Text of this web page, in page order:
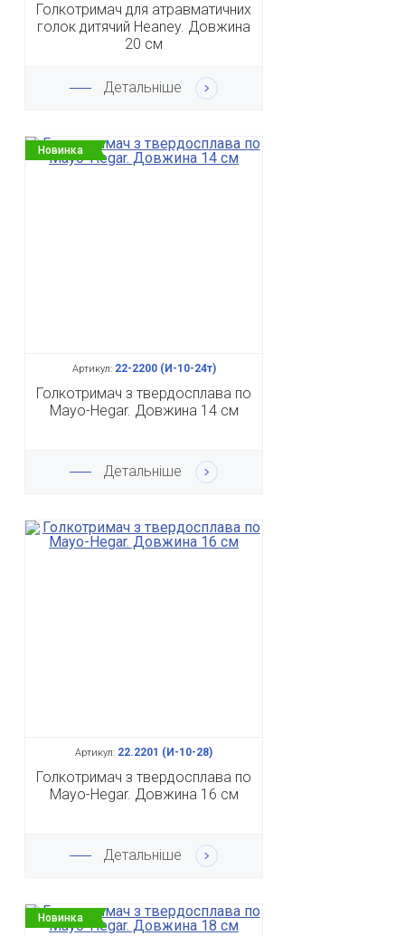
Голкотримач для атравматичних
голок дитячий Heaney. Довжина
20 см
Детальніше
Новинка
Артикул:22-2200 (И-10-24т)
Голкотримач з твердосплава по
Mayo-Hegar. Довжина 14 см
Детальніше
Артикул: 22.2201 (И-10-28)
Голкотримач з твердосплава по
Mayo-Hegar. Довжина 16 см
Детальніше
Новинка